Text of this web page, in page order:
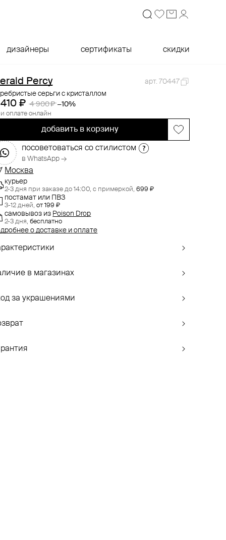
дизайнеры сертификаты скидки
Percy
арт. 70447
серьги с кристаллом
410 ₽ 4 900 ₽ −10%
оплате онлайн
добавить в корзину
посоветоваться со стилистом
в WhatsApp →
Москва
курьер
2-3 дня при заказе до 14:00,с примеркой, 699 ₽
постамат или ПВЗ
3-12 дней,от 199 ₽
самовывоз из Poison Drop
2-3 дня,бесплатно
о доставке и оплате
в магазинах
за украшениями